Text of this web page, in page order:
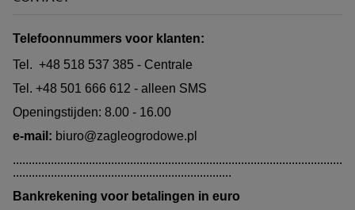
Telefoonnummers voor klanten:
Tel. +48 518 537 385 - Centrale
Tel. +48 501 666 612 - alleen SMS
Openingstijden: 8.00 - 16.00
e-mail: biuro@zagleogrodowe.pl
........................................................................................................
.....................................................................
Bankrekening voor betalingen in euro